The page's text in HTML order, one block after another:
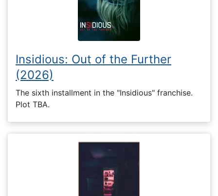
Insidious: Out of the Further
(2026)
The sixth installment in the "Insidious" franchise.
Plot TBA.